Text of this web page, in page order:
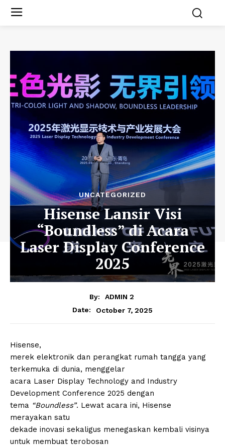
UNCATEGORIZED
Hisense Lansir Visi
“Boundless” di Acara
Laser Display Conference
2025
By:
ADMIN 2
Date:
October 7, 2025
Hisense,
merek elektronik dan perangkat rumah tangga yang
terkemuka di dunia, menggelar
acara Laser Display Technology and Industry
Development Conference 2025 dengan
tema “Boundless”. Lewat acara ini, Hisense
merayakan satu
dekade inovasi sekaligus menegaskan kembali visinya
untuk membuat terobosan